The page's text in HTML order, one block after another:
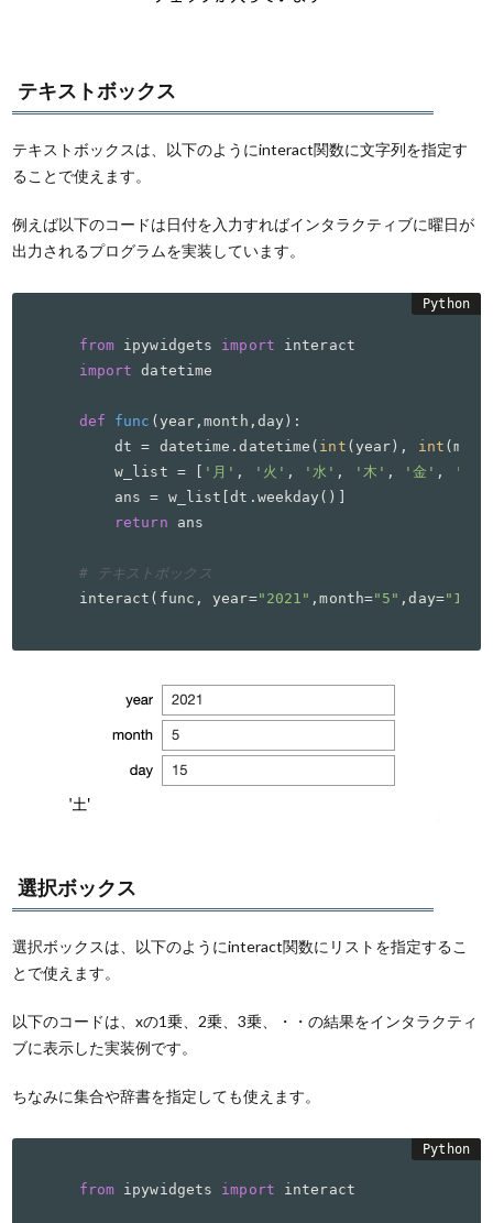
テキストボックス
テキストボックスは、以下のようにinteract関数に文字列を指定す
ることで使えます。
例えば以下のコードは日付を入力すればインタラクティブに曜日が
出力されるプログラムを実装しています。
from ipywidgets import
import datetime
def func ( year,month,day ):
    dt = datetime.datetime(
int (year), int
    w_list = [
'月' , '火' , '水' , '木' , '金' , '土'
    ans = w_list[dt.weekday()]
return ans
# テキストボックス
interact(func, year="2021" ,month="5" ,day="15"
選択ボックス
選択ボックスは、以下のようにinteract関数にリストを指定するこ
とで使えます。
以下のコードは、xの1乗、2乗、3乗、・・の結果をインタラクティ
ブに表示した実装例です。
ちなみに集合や辞書を指定しても使えます。
from ipywidgets import interact